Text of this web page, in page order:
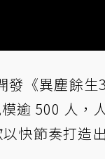
《異塵餘生
逾 500 人，
快節奏打造